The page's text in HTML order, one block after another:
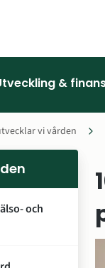
&
vi vården
och